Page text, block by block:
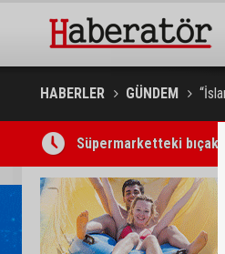
HABERLER GÜNDEM
Süpermarketteki